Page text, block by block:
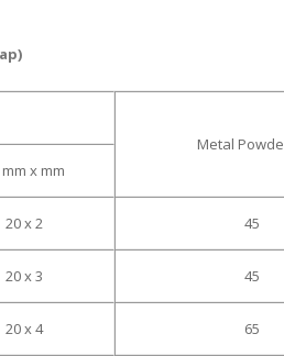
Metal
mm x mm
20 x 2 45
20 x 3 45
20 x 4 65